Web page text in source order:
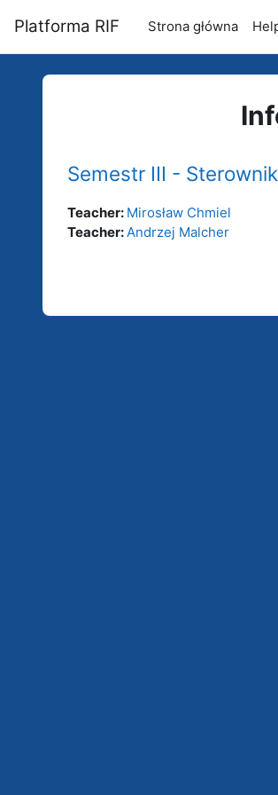
Platforma RIF Strona główna
Semestr III -
Teacher: Mirosław Chmiel
Teacher:Andrzej Malcher